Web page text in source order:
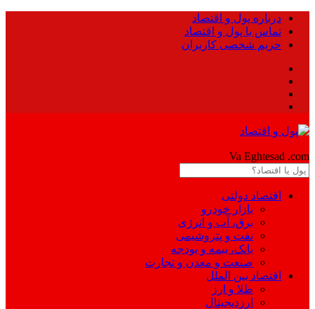
درباره پول و اقتصاد
تماس با پول و اقتصاد
حریم شخصی کاربران
Va Eghtesad .com
اقتصاد دولتی
بازار خودرو
برق، آب و انرژی
نفت و پتروشیمی
بانک، بیمه و بودجه
صنعت و معدن و تجارت
اقتصاد بین الملل
طلا و ارز
ارزدیجیتال